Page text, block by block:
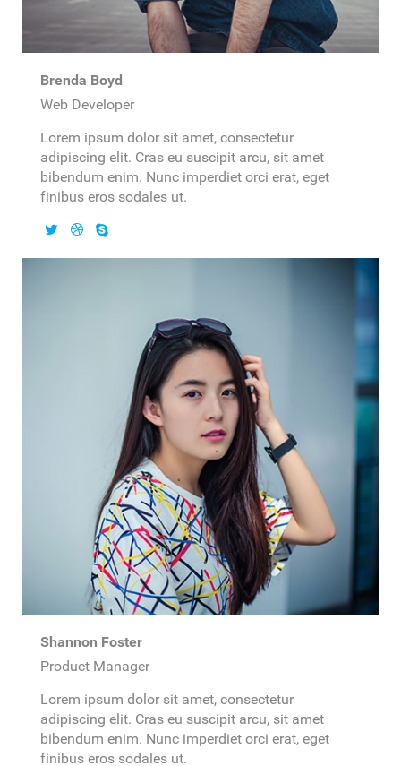
Brenda Boyd
Web Developer
Lorem ipsum dolor sit amet, consectetur
adipiscing elit. Cras eu suscipit arcu, sit amet
bibendum enim. Nunc imperdiet orci erat, eget
finibus eros sodales ut.
Shannon Foster
Product Manager
Lorem ipsum dolor sit amet, consectetur
adipiscing elit. Cras eu suscipit arcu, sit amet
bibendum enim. Nunc imperdiet orci erat, eget
finibus eros sodales ut.